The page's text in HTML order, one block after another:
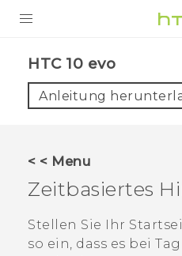
VIVE
UNTERSTÜTZUNG
HTC 10 evo‎
Anleitung
< < Menu
Zeitbasiertes
Stellen Sie Ihr
so ein, dass es bei